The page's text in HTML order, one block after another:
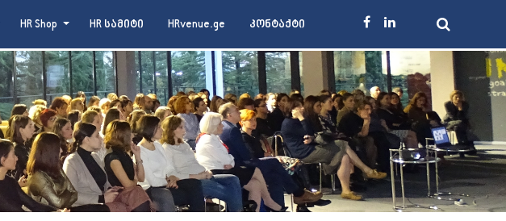
HR Shop HR სამიტი HRvenue.ge კონტაქტი